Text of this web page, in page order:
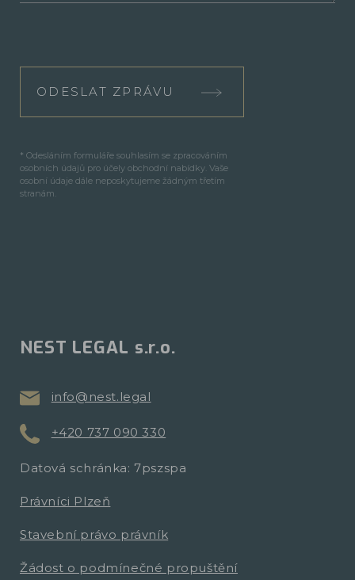
ODESLAT ZPRÁVU
* Odesláním formuláře souhlasím se zpracováním
osobních údajů pro účely obchodní nabídky. Vaše
osobní údaje dále neposkytujeme žádným třetím
stranám.
NEST LEGAL s.r.o.
info@nest.legal
+420 737 090 330
Datová schránka: 7pszspa
Právníci Plzeň
Stavební právo právník
Žádost o podmínečné propuštění